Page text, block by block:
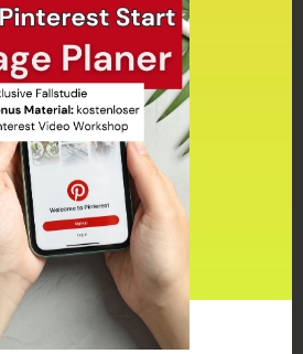
Blog Stil
JULI 2026
ist passwortgeschützt.
das Passwort ein, um
zu können. Passwort:[...]
read more